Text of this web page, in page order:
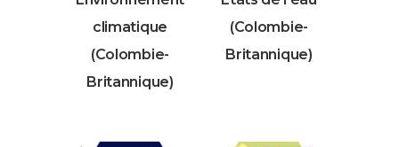
climatique
(Colombie-
Britannique)
(Colombie-
Britannique)